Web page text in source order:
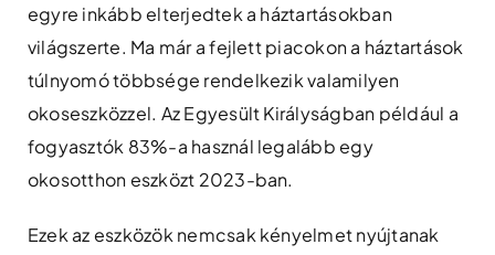
egyre inkább elterjedtek a háztartásokban
világszerte. Ma már a fejlett piacokon a háztartások
túlnyomó többsége rendelkezik valamilyen
okoseszközzel. Az Egyesült Királyságban például a
fogyasztók 83%-a használ legalább egy
okosotthon eszközt 2023-ban​.
Ezek az eszközök nemcsak kényelmet nyújtanak